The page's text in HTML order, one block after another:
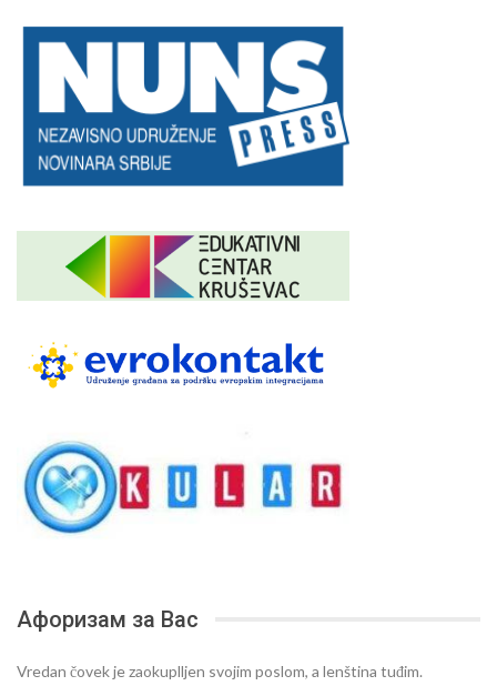
Афоризам за Вас
Vredan čovek je zaokuplljen svojim poslom, a lenština tuđim.